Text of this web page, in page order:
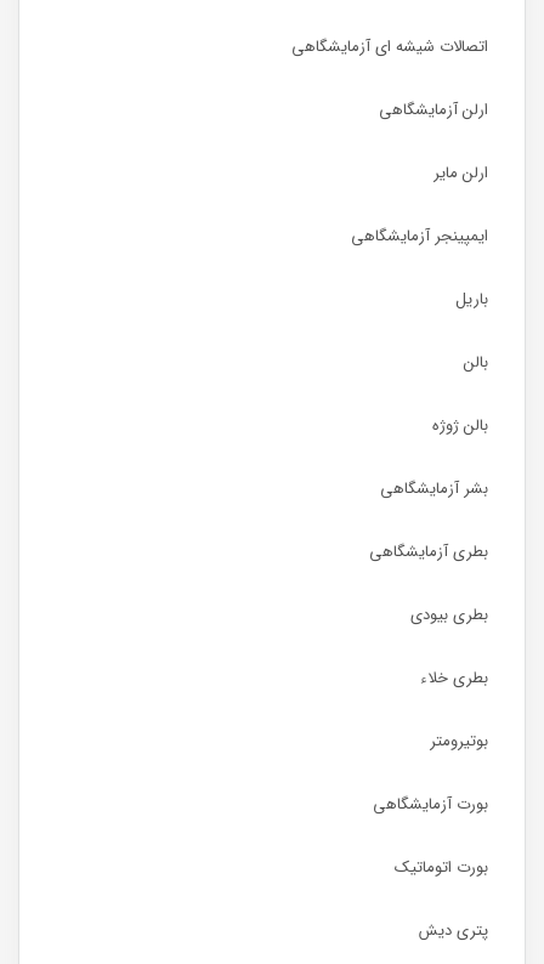
اتصالات شیشه ای آزمایشگاهی
ارلن آزمایشگاهی
ارلن مایر
ایمپینجر آزمایشگاهی
باریل
بالن
بالن ژوژه
بشر آزمایشگاهی
بطری آزمایشگاهی
بطری بیودی
بطری خلاء
بوتیرومتر
بورت آزمایشگاهی
بورت اتوماتیک
پتری دیش